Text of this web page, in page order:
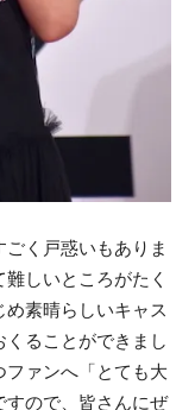
く戸惑いもありま
しいところがたく
素晴らしいキャス
くることができまし
ファンへ「とても大
すので、皆さんにぜ